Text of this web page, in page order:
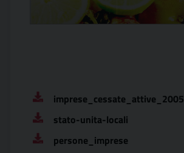
imprese_cessate_attive_2005
stato-unita-locali
persone_imprese